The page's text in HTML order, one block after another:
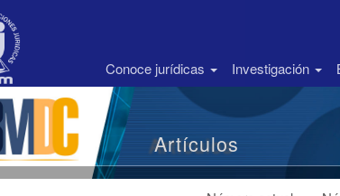
Conoce jurídicas Investigación
Artículos